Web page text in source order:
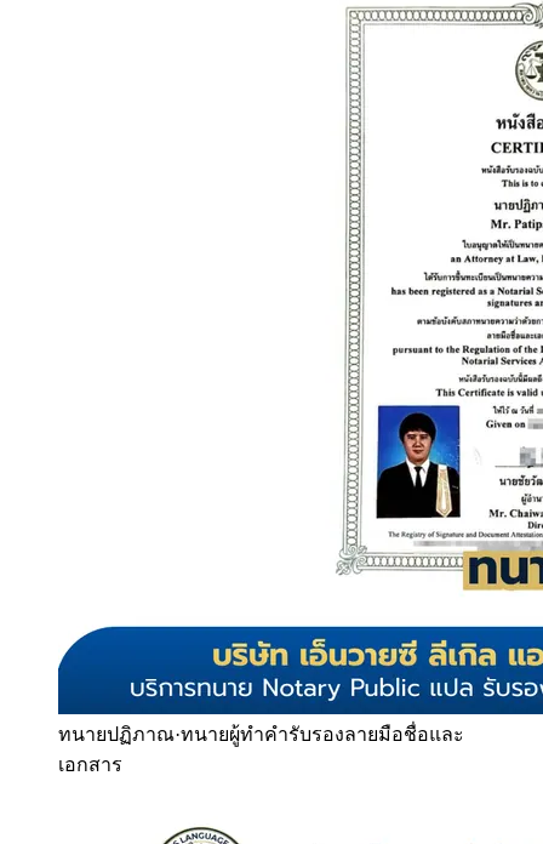
ทนายปฏิภาณ·ทนายผู้ทำคำรับรองลายมือชื่อและ
เอกสาร